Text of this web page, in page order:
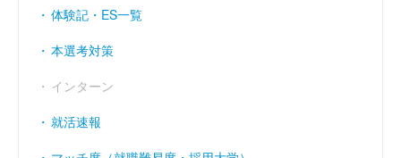
体験記・ES一覧
本選考対策
インターン
就活速報